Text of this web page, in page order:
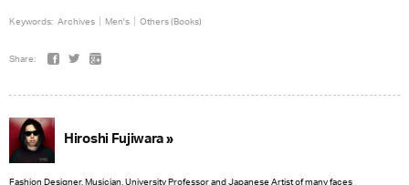
Keywords: Archives Men's Others (Books)
Share:
Hiroshi Fujiwara »